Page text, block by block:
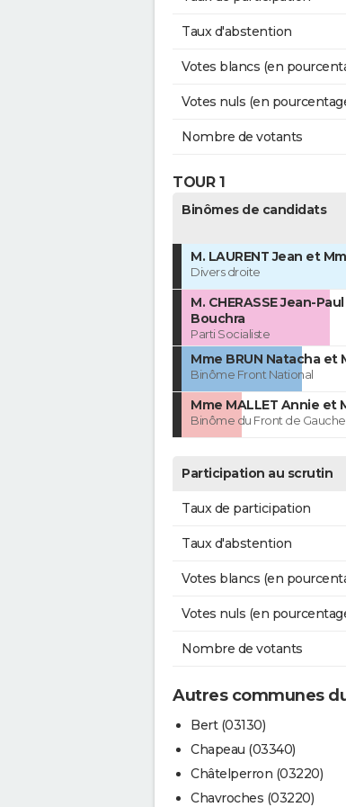
Taux d'abstention
Votes blancs (en
Votes nuls (en
Nombre de votants
TOUR 1
Binômes de candidats
M. LAURENT Jean et
Divers droite
M. CHERASSE Jean-
Bouchra
Parti Socialiste
Mme BRUN Natacha et
Binôme Front National
Mme MALLET Annie et
Binôme du Front de Gauche
Participation au scrutin
Taux de participation
Taux d'abstention
Votes blancs (en
Votes nuls (en
Nombre de votants
Autres communes
Bert (03130)
Chapeau (03340)
Châtelperron (03220)
Chavroches (03220)